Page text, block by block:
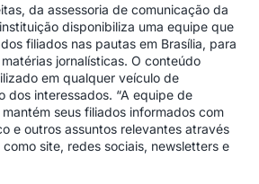
da assessoria de comunicação da
disponibiliza uma equipe que
filiados nas pautas em Brasília, para
jornalísticas. O conteúdo
em qualquer veículo de
dos interessados. “A equipe de
seus filiados informados com
e outros assuntos relevantes através
site, redes sociais, newsletters e